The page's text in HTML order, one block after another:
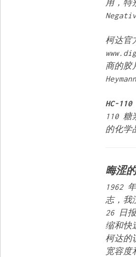
用，特
柯达官
商的胶
HC-
110 糖
的化学
晦涩
1962
志，我
26 日
缩和快
柯达的
宽容